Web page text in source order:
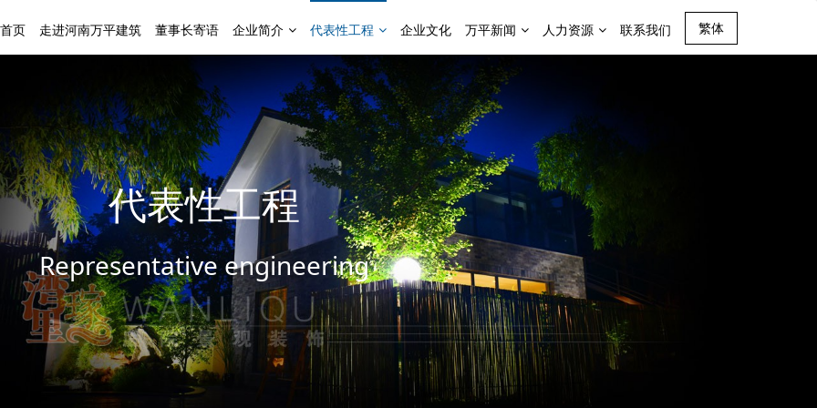
页 走进河南万平建筑 董事长寄语 企业简介 代表性工程 企业文化 万平新闻 人力资源 联系我们 繁体
代表性工程
Representative engineering